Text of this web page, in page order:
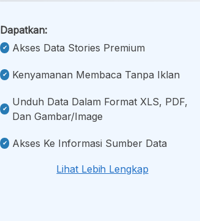
Dapatkan:
Akses Data Stories Premium
Kenyamanan Membaca Tanpa Iklan
Unduh Data Dalam Format XLS, PDF,
Dan Gambar/image
Akses Ke Informasi Sumber Data
Lihat Lebih Lengkap